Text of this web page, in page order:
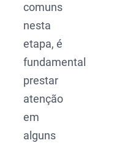
comuns
nesta
etapa, é
fundamental
prestar
atenção
em
alguns